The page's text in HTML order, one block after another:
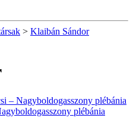
> Klaibán Sándor
– Nagyboldogasszony plébánia
plébánia